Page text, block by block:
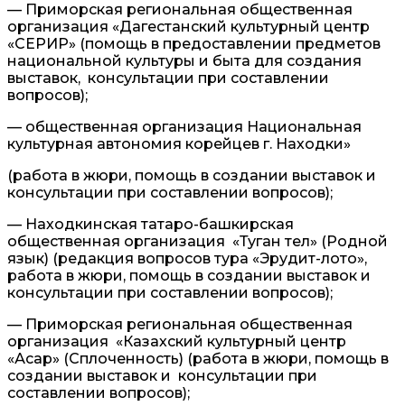
— Приморская региональная общественная
организация «Дагестанский культурный центр
«СЕРИР» (помощь в предоставлении предметов
национальной культуры и быта для создания
выставок, консультации при составлении
вопросов);
— общественная организация Национальная
культурная автономия корейцев г. Находки»
(работа в жюри, помощь в создании выставок и
консультации при составлении вопросов);
— Находкинская татаро-башкирская
общественная организация «Туган тел» (Родной
язык) (редакция вопросов тура «Эрудит-лото»,
работа в жюри, помощь в создании выставок и
консультации при составлении вопросов);
— Приморская региональная общественная
организация «Казахский культурный центр
«Асар» (Сплоченность) (работа в жюри, помощь в
создании выставок и консультации при
составлении вопросов);